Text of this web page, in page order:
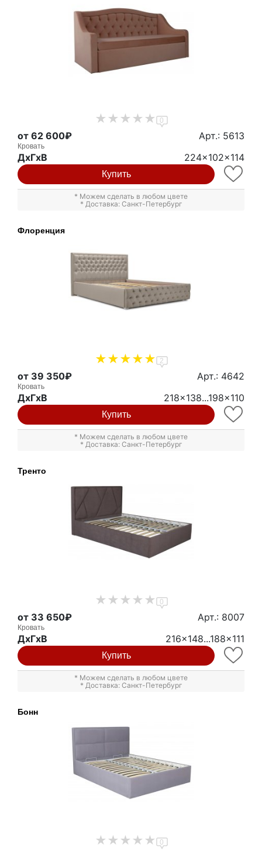
0
от 62 600₽ Арт.: 5613
Кровать
ДxГxВ 224x102x114
Купить
* Можем сделать в любом цвете
* Доставка: Санкт-Петербург
Флоренция
2
от 39 350₽ Арт.: 4642
Кровать
ДxГxВ 218x138...198x110
Купить
* Можем сделать в любом цвете
* Доставка: Санкт-Петербург
Тренто
0
от 33 650₽ Арт.: 8007
Кровать
ДxГxВ 216x148...188x111
Купить
* Можем сделать в любом цвете
* Доставка: Санкт-Петербург
Бонн
0